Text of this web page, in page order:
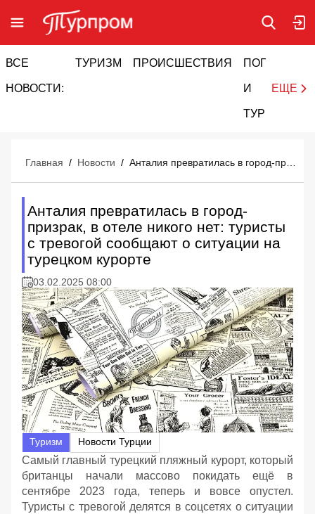
ВСЕ
НОВОСТИ:
ТУРИЗМ ПРОИСШЕСТВИЯ ПОГОДА
И
ТУРИЗМ
ЕЩЕ
Главная / Новости /
Анталия превратилась в город-
призрак, в отеле никого нет: туристы
с тревогой сообщают о ситуации на
турецком курорте
03.02.2025 08:00
Туризм Новости Турции
Самый главный турецкий пляжный курорт, который
британцы начали массово покидать ещё в
сентябре 2023 года, теперь и вовсе опустел.
Туристы с тревогой делятся в соцсетях о ситуации